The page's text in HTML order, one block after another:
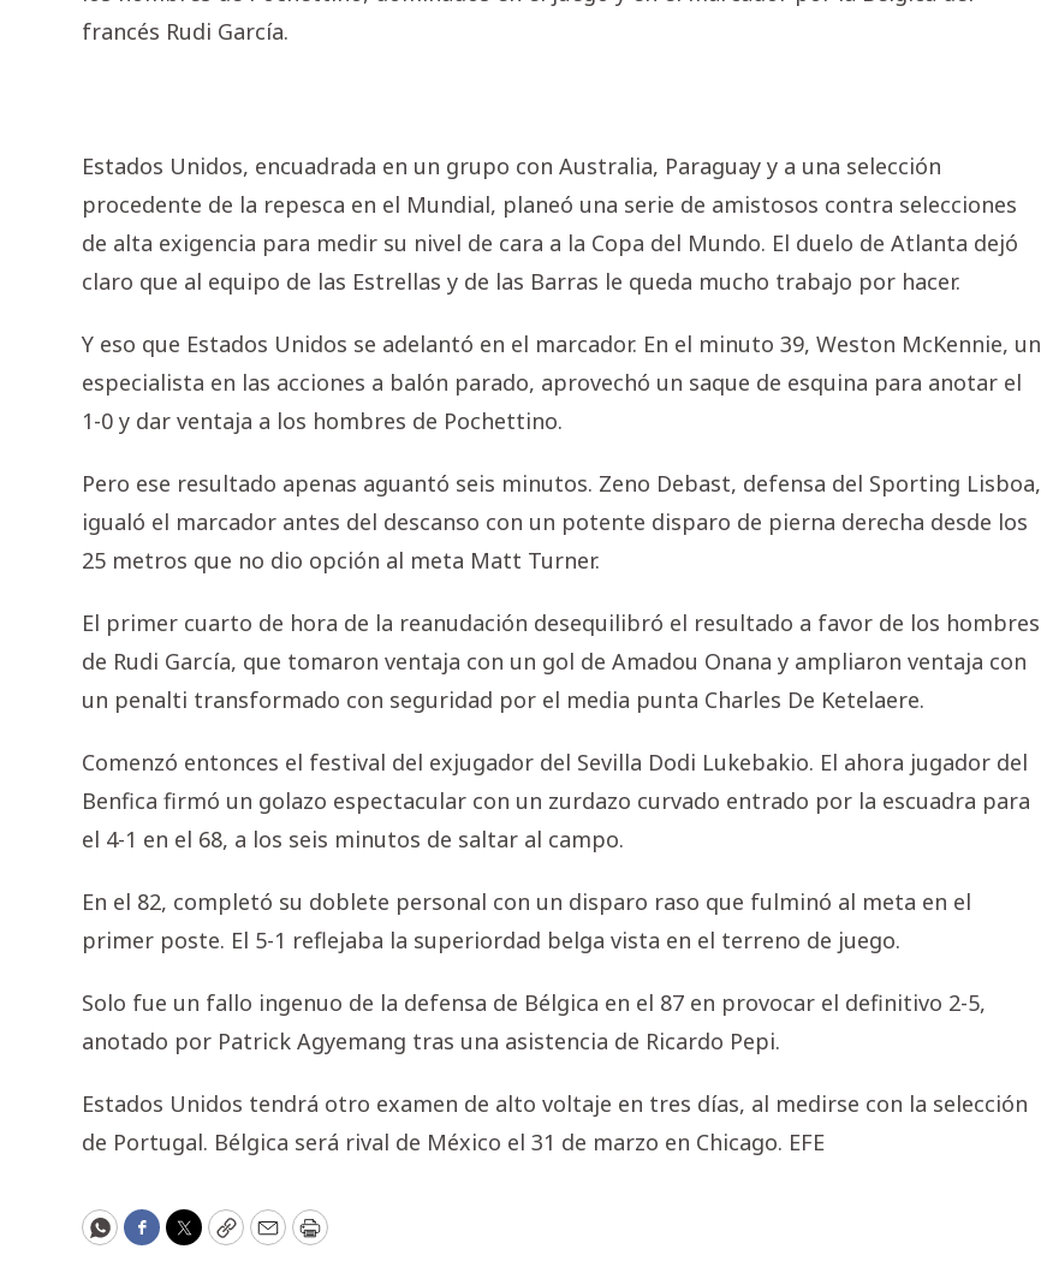
francés Rudi García.
Estados Unidos, encuadrada en un grupo con Australia, Paraguay y a una selección
procedente de la repesca en el Mundial, planeó una serie de amistosos contra selecciones
de alta exigencia para medir su nivel de cara a la Copa del Mundo. El duelo de Atlanta dejó
claro que al equipo de las Estrellas y de las Barras le queda mucho trabajo por hacer.
Y eso que Estados Unidos se adelantó en el marcador. En el minuto 39, Weston McKennie, un
especialista en las acciones a balón parado, aprovechó un saque de esquina para anotar el
1-0 y dar ventaja a los hombres de Pochettino.
Pero ese resultado apenas aguantó seis minutos. Zeno Debast, defensa del Sporting Lisboa,
igualó el marcador antes del descanso con un potente disparo de pierna derecha desde los
25 metros que no dio opción al meta Matt Turner.
El primer cuarto de hora de la reanudación desequilibró el resultado a favor de los hombres
de Rudi García, que tomaron ventaja con un gol de Amadou Onana y ampliaron ventaja con
un penalti transformado con seguridad por el media punta Charles De Ketelaere.
Comenzó entonces el festival del exjugador del Sevilla Dodi Lukebakio. El ahora jugador del
Benfica firmó un golazo espectacular con un zurdazo curvado entrado por la escuadra para
el 4-1 en el 68, a los seis minutos de saltar al campo.
En el 82, completó su doblete personal con un disparo raso que fulminó al meta en el
primer poste. El 5-1 reflejaba la superiordad belga vista en el terreno de juego.
Solo fue un fallo ingenuo de la defensa de Bélgica en el 87 en provocar el definitivo 2-5,
anotado por Patrick Agyemang tras una asistencia de Ricardo Pepi.
Estados Unidos tendrá otro examen de alto voltaje en tres días, al medirse con la selección
de Portugal. Bélgica será rival de México el 31 de marzo en Chicago. EFE
WhatsApp
Facebook
Twitter
CopyEmailPrint